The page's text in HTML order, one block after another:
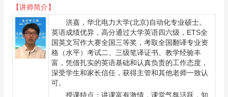
【讲师简介】
洪嘉 ，华北电力大学(北京)自动化专业硕士。
英语成绩优异，高分通过大学英语四六级，ETS全
国英文写作大赛全国三等奖，考取全国翻译专业资
格（水平）考试二、三级笔译证书。教学经验丰
富，凭借扎实的英语基础和认真负责的工作态度，
深受学生和家长信任，获得主管和其他老师一致认
可。
授课特点：讲课富有激情，课堂气氛活跃，知